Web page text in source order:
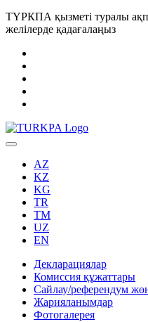
ТҮРКПА қызметі туралы
желілерде қадағалаңыз
AZ
KZ
KG
TR
TM
UZ
EN
Декларациялар
Комиссия құжаттары
Сайлау/референдум
Жарияланымдар
Фотогалерея